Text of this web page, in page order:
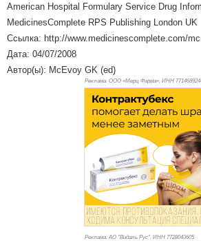
American Hospital Formulary Service Drug
MedicinesComplete RPS Publishing London UK
Ссылка: http://www.medicinescomplete.com/mc
Дата: 04/07/2008
Автор(ы): McEvoy GK (ed)
Реклама. ООО «Мерц Фарма», ИНН 771
Реклама. АО "Видаль Рус", ИНН 7728043605